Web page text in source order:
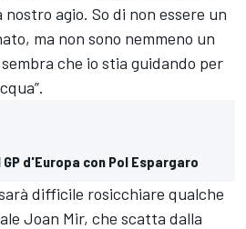
agio. So di non essere un
ma non sono nemmeno un
che io stia guidando per
GP d'Europa con Pol Espargaro
difficile rosicchiare qualche
Joan Mir, che scatta dalla